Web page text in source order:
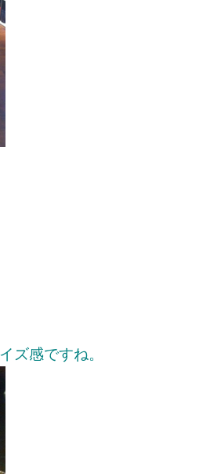
ズ感ですね。